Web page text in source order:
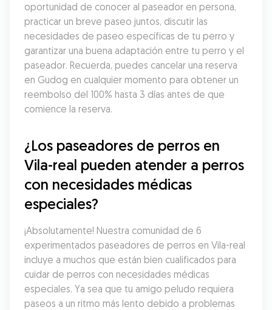
oportunidad de conocer al paseador en persona,
practicar un breve paseo juntos, discutir las
necesidades de paseo específicas de tu perro y
garantizar una buena adaptación entre tu perro y el
paseador. Recuerda, puedes cancelar una reserva
en Gudog en cualquier momento para obtener un
reembolso del 100% hasta 3 días antes de que
comience la reserva.
¿Los paseadores de perros en
Vila-real pueden atender a perros
con necesidades médicas
especiales?
¡Absolutamente! Nuestra comunidad de 6
experimentados paseadores de perros en Vila-real
incluye a muchos que están bien cualificados para
cuidar de perros con necesidades médicas
especiales. Ya sea que tu amigo peludo requiera
paseos a un ritmo más lento debido a problemas